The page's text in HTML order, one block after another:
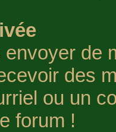
de
des
ou un
forum !